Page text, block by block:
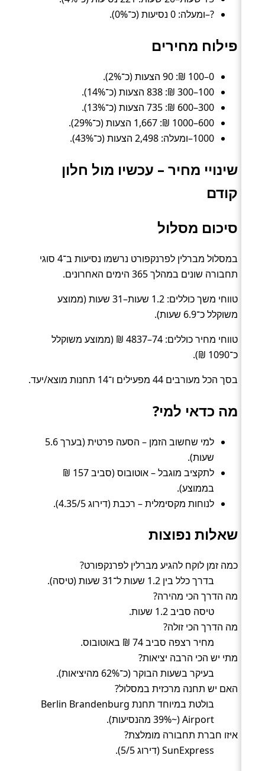
?–ומעלה: 0 נסיעות (כ־0%).
פילוח מחירים
0–100 ₪: 90 הצעות (כ־2%).
100–300 ₪: 838 הצעות (כ־14%).
300–600 ₪: 735 הצעות (כ־13%).
600–1000 ₪: 1,667 הצעות (כ־29%).
1000–ומעלה: 2,498 הצעות (כ־43%).
שינויי מחיר – עכשיו מול חלון
קודם
סיכום מסלול
במסלול מברלין לפרנקפורט נרשמו נסיעות ב־4 סוגי
תחבורה שונים במהלך 365 הימים האחרונים.
טווחי משך כוללים: 1.2 שעות–31 שעות (ממוצע
משוקלל כ־6.9 שעות).
טווחי מחיר כוללים: 74–4837 ₪ (ממוצע משוקלל
כ־1090 ₪).
בסך הכל מעורבים 44 מפעילים ו־14 תחנות מוצא/יעד.
מה כדאי למי?
למי שחשוב הזמן – הסעה פרטית (בערך 5.6
שעות).
לתקציב מוגבל – אוטובוס (סביב 157 ₪
בממוצע).
לנוחות מקסימלית – רכבת (דירוג 4.35/5).
שאלות נפוצות
כמה זמן לוקח להגיע מברלין לפרנקפורט?
בדרך כלל בין 1.2 שעות ל־31 שעות (טיסה).
מה הדרך הכי מהירה?
טיסה סביב 1.2 שעות.
מה הדרך הכי זולה?
מחיר רצפה סביב 74 ₪ באוטובוס.
מתי יש הכי הרבה יציאות?
בעיקר בשעות הבוקר (כ־62% מהיציאות).
האם יש תחנה מרכזית במסלול?
בולטת במיוחד תחנת Berlin Brandenburg
Airport (~39% מהנסיעות).
איזו חברת תחבורה מומלצת?
SunExpress (דירוג 5/5).